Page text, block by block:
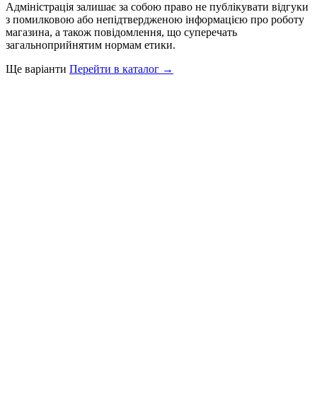
Адміністрація залишає за собою право не публікувати відгуки
з помилковою або непідтвердженою інформацією про роботу
магазина, а також повідомлення, що суперечать
загальноприйнятим нормам етики.
Ще варіанти Перейти в каталог →